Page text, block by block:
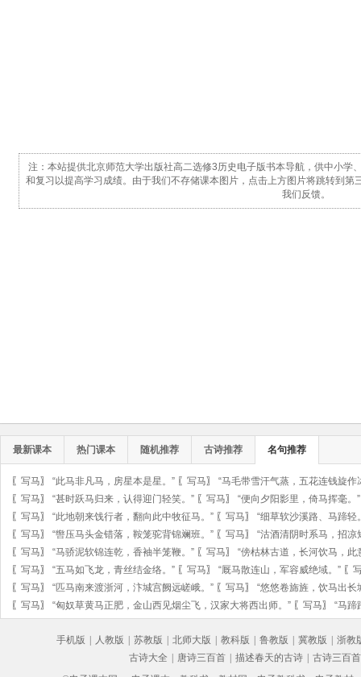
注：本站提供北京师范大学出版社高二选修3历史电子版书本导航，供中小学
和复习以提高学习成绩。由于我们不存储课本图片，点击上方图片将跳转到
我们反馈。
最新课本 热门课本 随机推荐 古诗推荐 名句推荐
〖 写马〗 “此马非凡马，房星本是星。” 〖 写马〗 “马毛带雪汗气蒸，五花连钱旋作
〖 写马〗 “甚时跃马归来，认得迎门轻笑。” 〖 写马〗 “便向夕阳影里，倚马挥毫。”
〖 写马〗 “此地朝来饯行者，翻向此中牧征马。” 〖 写马〗 “细草软沙溪路、马蹄轻
〖 写马〗 “辔压马头金错落，鞍笼驼背锦斓班。” 〖 写马〗 “沽酒清阴时系马，招凉
〖 写马〗 “马骄泥软锦连乾，香袖半笼鞭。” 〖 写马〗 “傍枯林古道，长河饮马，此
〖 写马〗 “五马如飞龙，青丝结金络。” 〖 写马〗 “厩马散连山，军容威绝域。” 〖
〖 写马〗 “匹马南来渡浙河，汴城宫阙远嵯峨。” 〖 写马〗 “悠悠卷旆旌，饮马出长
〖 写马〗 “匈奴草黄马正肥，金山西见烟尘飞，汉家大将西出师。” 〖 写马〗 “马蹄
手机版 人教版 苏教版 北师大版 教科版 鲁教版 冀教版
浙教
古诗大全
唐诗三百首 描述春天的古诗
古诗三百首